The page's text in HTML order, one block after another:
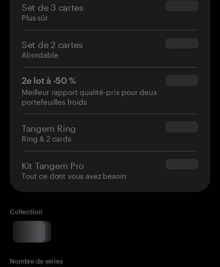
Set de 3 cartes
Plus sûr
$69.90
Set de 2 cartes
Abordable
$54.90
2e lot à -50 %
Meilleur rapport qualité-prix pour deux
portefeuilles froids
$34.95
Tangem Ring
Ring & 2 cards
$160.00
Kit Tangem Pro
Tout ce dont vous avez besoin
$180.00
Collection
Nombre de séries